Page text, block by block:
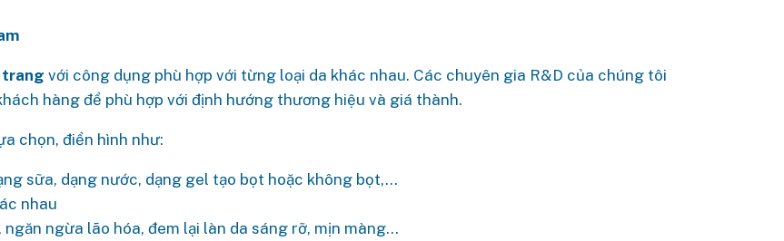
trang với công dụng phù hợp với từng loại da khác nhau. Các chuyên gia R&D của chúng tôi
hàng để phù hợp với định hướng thương hiệu và giá thành.
chọn, điển hình như:
sữa, dạng nước, dạng gel tạo bọt hoặc không bọt,…
nhau
ngừa lão hóa, đem lại làn da sáng rỡ, mịn màng…